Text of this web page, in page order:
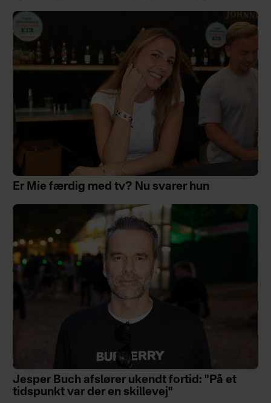
Er Mie færdig med tv? Nu svarer hun
Jesper Buch afslører ukendt fortid: "På et
tidspunkt var der en skillevej"